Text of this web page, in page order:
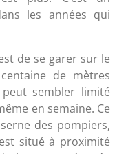
les années qui
de se garer sur le
de mètres
sembler limité
en semaine. Ce
des pompiers,
situé à proximité